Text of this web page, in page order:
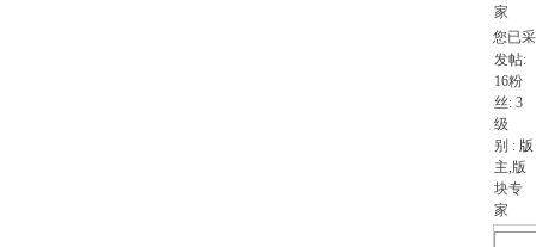
家
您已
发帖:
16粉
丝: 3
级
别 : 版
主,版
块专
家